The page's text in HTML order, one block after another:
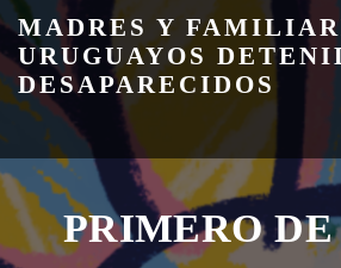
Skip
content
MADRES Y
URUGUAYOS
DESAPARECIDOS
PRIMERO